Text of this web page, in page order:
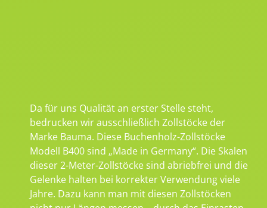
Da für uns Qualität an erster Stelle steht,
bedrucken wir ausschließlich Zollstöcke der
Marke Bauma. Diese Buchenholz-Zollstöcke
Modell B400 sind „Made in Germany“. Die Skalen
dieser 2-Meter-Zollstöcke sind abriebfrei und die
Gelenke halten bei korrekter Verwendung viele
Jahre. Dazu kann man mit diesen Zollstöcken